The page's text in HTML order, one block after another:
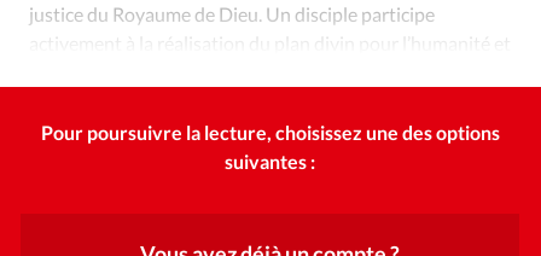
justice du Royaume de Dieu. Un disciple participe
activement à la réalisation du plan divin pour l’humanité et
Pour poursuivre la lecture, choisissez une des options
suivantes :